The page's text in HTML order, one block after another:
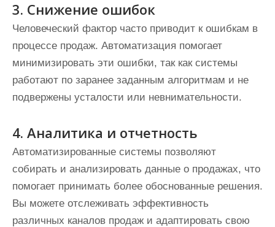
3. Снижение ошибок
Человеческий фактор часто приводит к ошибкам в
процессе продаж. Автоматизация помогает
минимизировать эти ошибки, так как системы
работают по заранее заданным алгоритмам и не
подвержены усталости или невнимательности.
4. Аналитика и отчетность
Автоматизированные системы позволяют
собирать и анализировать данные о продажах, что
помогает принимать более обоснованные решения.
Вы можете отслеживать эффективность
различных каналов продаж и адаптировать свою